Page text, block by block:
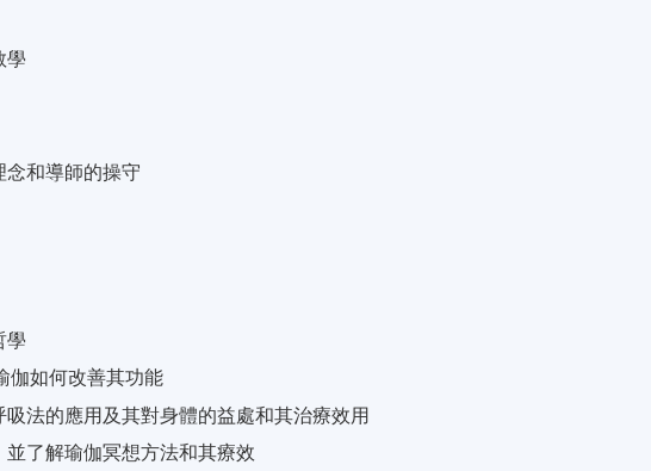
學
和導師的操守
學
伽如何改善其功能
法的應用及其對身體的益處和其治療效用
了解瑜伽冥想方法和其療效